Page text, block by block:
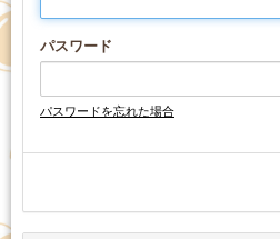
パスワード
パスワードを忘れた場合